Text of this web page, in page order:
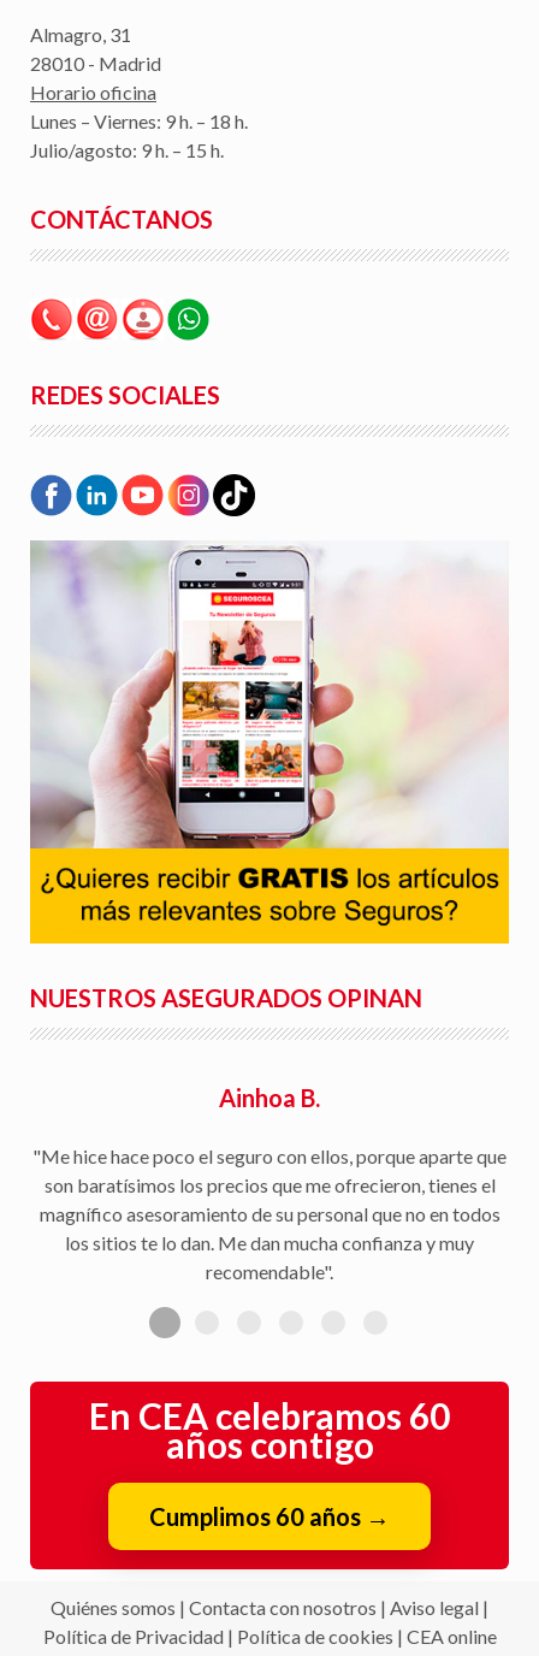
Almagro, 31
28010 - Madrid
Horario oficina
Lunes – Viernes: 9 h. – 18 h.
Julio/agosto: 9 h. – 15 h.
CONTÁCTANOS
REDES SOCIALES
NUESTROS ASEGURADOS OPINAN
Ainhoa B.
"Me hice hace poco el seguro con ellos, porque aparte que
son baratísimos los precios que me ofrecieron, tienes el
magnífico asesoramiento de su personal que no en todos
los sitios te lo dan. Me dan mucha confianza y muy
recomendable".
En CEA celebramos 60
años contigo
Cumplimos 60 años →
Quiénes somos | Contacta con nosotros | Aviso legal |
Política de Privacidad| Política de cookies | CEA online